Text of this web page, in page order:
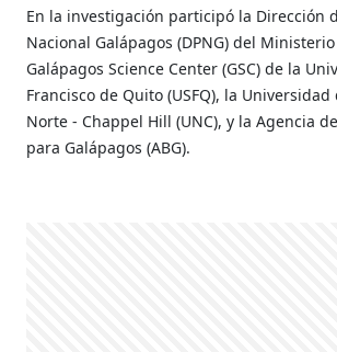
En la investigación participó la Dirección
Nacional Galápagos (DPNG) del
Galápagos Science Center (GSC) de la
Francisco de Quito (USFQ), la
Norte - Chappel Hill (UNC), y la Agencia
para Galápagos (ABG).